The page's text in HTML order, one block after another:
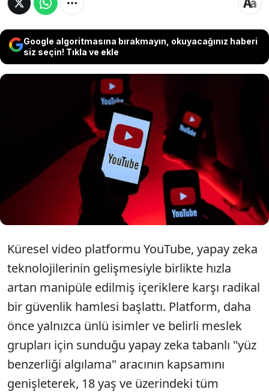
Google algoritmasına bırakmayın, okuyacağınız haberi
siz seçin! Tıkla ve ekle
Yapay zeka teknolojilerinin hızla
yayılmasıyla birlikte artan dijital kimlik
hırsızlığına karşı YouTube’dan dev bir
adım geldi.
Küresel video platformu YouTube, yapay zeka
teknolojilerinin gelişmesiyle birlikte hızla
artan manipüle edilmiş içeriklere karşı radikal
bir güvenlik hamlesi başlattı. Platform, daha
önce yalnızca ünlü isimler ve belirli meslek
grupları için sunduğu yapay zeka tabanlı "yüz
benzerliği algılama" aracının kapsamını
genişleterek, 18 yaş ve üzerindeki tüm